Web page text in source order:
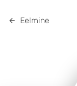
Eelmine